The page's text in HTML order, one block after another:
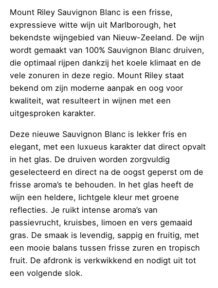
Mount Riley Sauvignon Blanc is een frisse,
expressieve witte wijn uit Marlborough, het
bekendste wijngebied van Nieuw-Zeeland. De wijn
wordt gemaakt van 100% Sauvignon Blanc druiven,
die optimaal rijpen dankzij het koele klimaat en de
vele zonuren in deze regio. Mount Riley staat
bekend om zijn moderne aanpak en oog voor
kwaliteit, wat resulteert in wijnen met een
uitgesproken karakter.
Deze nieuwe Sauvignon Blanc is lekker fris en
elegant, met een luxueus karakter dat direct opvalt
in het glas. De druiven worden zorgvuldig
geselecteerd en direct na de oogst geperst om de
frisse aroma’s te behouden. In het glas heeft de
wijn een heldere, lichtgele kleur met groene
reflecties. Je ruikt intense aroma’s van
passievrucht, kruisbes, limoen en vers gemaaid
gras. De smaak is levendig, sappig en fruitig, met
een mooie balans tussen frisse zuren en tropisch
fruit. De afdronk is verkwikkend en nodigt uit tot
een volgende slok.